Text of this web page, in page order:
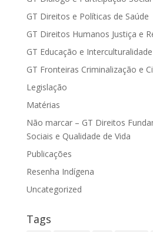
GT Direitos e Políticas de Saúde
GT Direitos Humanos Justiça e
GT Educação e Interculturalidade
GT Fronteiras Criminalização e
Legislação
Matérias
Não marcar – GT Direitos
Sociais e Qualidade de Vida
Publicações
Resenha Indígena
Uncategorized
Tags